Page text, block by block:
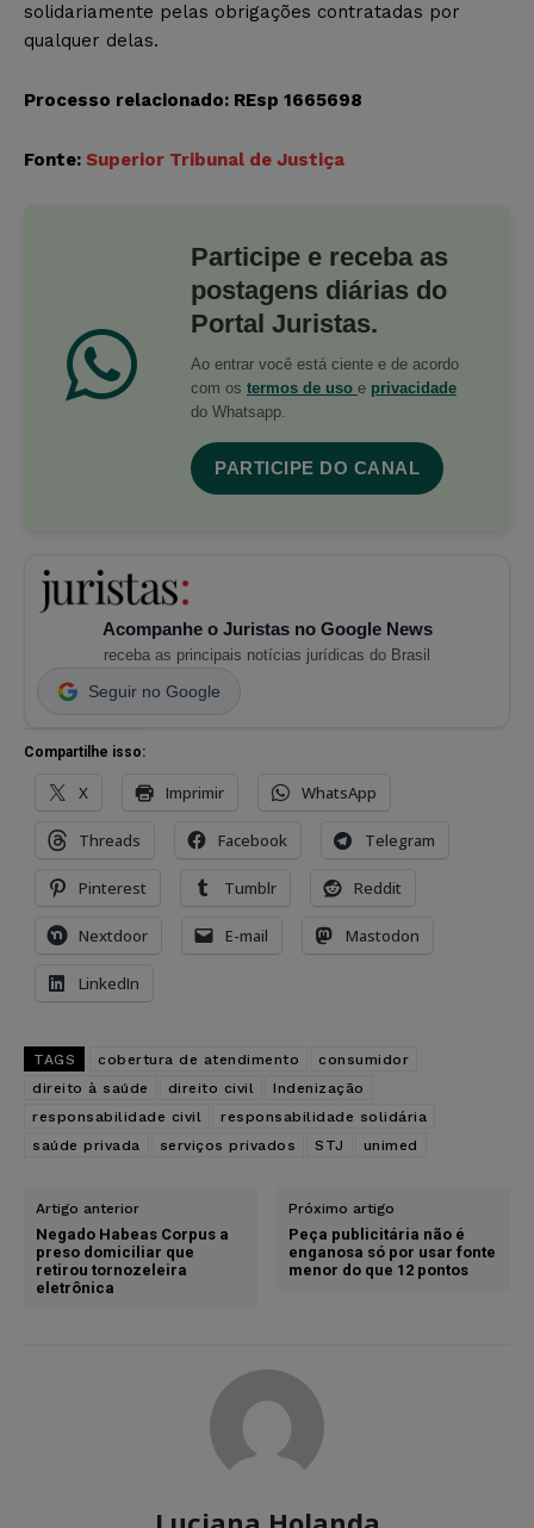
solidariamente pelas obrigações contratadas por
qualquer delas.
Processo relacionado: REsp 1665698
Fonte: Superior Tribunal de Justiça
Participe e receba as
postagens diárias do
Portal Juristas.
Ao entrar você está ciente e de acordo
com os termos de uso e privacidade
do Whatsapp.
PARTICIPE DO CANAL
Acompanhe o Juristas no Google News
receba as principais notícias jurídicas do Brasil
Seguir no Google
Compartilhe isso:
X Imprimir WhatsApp
Threads Facebook Telegram
Pinterest Tumblr Reddit
Nextdoor E-mail Mastodon
LinkedIn
TAGS cobertura de atendimento
consumidor
direito à saúde
direito civil
Indenização
responsabilidade civil
responsabilidade solidária
saúde privada
serviços privados STJ unimed
Artigo anterior
Negado Habeas Corpus a
preso domiciliar que
retirou tornozeleira
eletrônica
Próximo artigo
Peça publicitária não é
enganosa só por usar fonte
menor do que 12 pontos